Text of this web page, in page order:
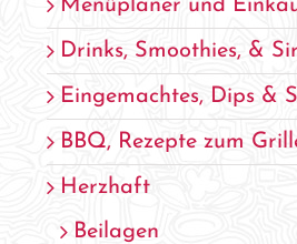
Menüplaner und
Drinks, Smoothies, &
Eingemachtes, Dips &
BBQ, Rezepte zum
Herzhaft
Beilagen